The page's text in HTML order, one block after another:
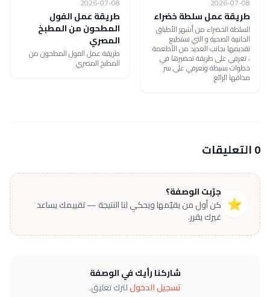
طريقة عمل سلطة خضراء
السلطة الخضراء من أشهر الأطباق
الجانبية الصحية و التي نستطيع
تقديمها بجانب العديد من الأطعمة
، تعرفي على طريقة تحضيرها في
خطوات بسيطة وتعرفي على سر
مذاقها الرائع
طريقة عمل الفول
المطحون من المطبخ
المصري
طريقة عمل الفول المطحون من
المطبخ المصري
0 التعليقات
⭐
جرّبت الوصفة؟
كن أول من يقيّمها ويحكي لنا النتيجة — تقييمك يساعد
غيرك يقرر.
شاركنا رأيك في الوصفة
تسجيل الدخوللترك تعليق.